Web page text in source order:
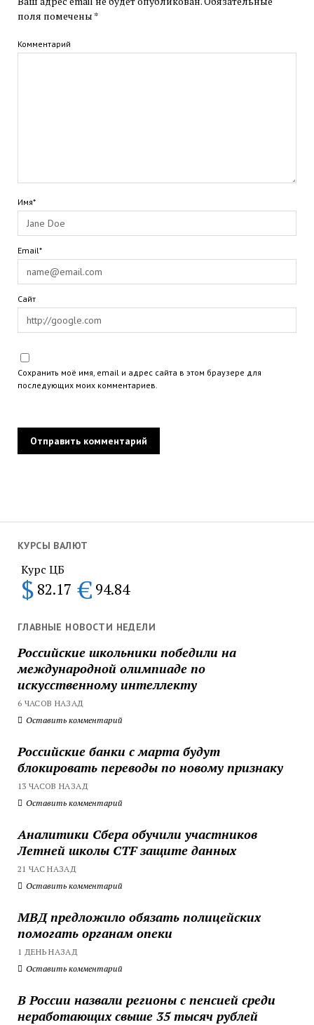
КУРСЫ ВАЛЮТ
Курс ЦБ
$ 82.17 € 94.84
ГЛАВНЫЕ НОВОСТИ НЕДЕЛИ
Российские школьники победили на
международной олимпиаде по
искусственному интеллекту
6 ЧАСОВ НАЗАД
Оставить комментарий
Российские банки с марта будут
блокировать переводы по новому признаку
13 ЧАСОВ НАЗАД
Оставить комментарий
Аналитики Сбера обучили участников
Летней школы CTF защите данных
21 ЧАС НАЗАД
Оставить комментарий
МВД предложило обязать полицейских
помогать органам опеки
1 ДЕНЬ НАЗАД
Оставить комментарий
В России назвали регионы с пенсией среди
неработающих свыше 35 тысяч рублей
поля помечены *
Комментарий
Имя*
Email*
Сайт
Сохранить моё имя, email и адрес сайта в этом браузере для
последующих моих комментариев.